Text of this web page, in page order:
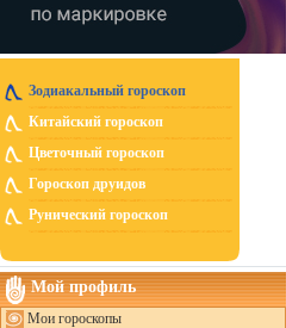
Зодиакальный гороскоп
Китайский гороскоп
Цветочный гороскоп
Гороскоп друидов
Рунический гороскоп
Мой профиль
Мои гороскопы